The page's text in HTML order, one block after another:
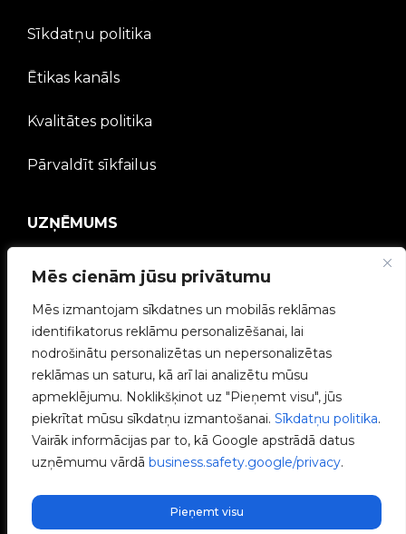
Mēs cienām jūsu privātumu
Mēs izmantojam sīkdatnes un mobilās reklāmas
identifikatorus reklāmu personalizēšanai, lai
nodrošinātu personalizētas un nepersonalizētas
reklāmas un saturu, kā arī lai analizētu mūsu
apmeklējumu. Noklikšķinot uz "Pieņemt visu", jūs
piekrītat mūsu sīkdatņu izmantošanai. Sīkdatņu politika.
Vairāk informācijas par to, kā Google apstrādā datus
uzņēmumu vārdā business.safety.google/privacy.
Pieņemt visu
Sīkdatņu politika
Ētikas kanāls
Kvalitātes politika
Pārvaldīt sīkfailus
UZŅĒMUMS
V2C kopiena
Strādā ar mums
e-Chargers
V2C Power
V2C Cloud